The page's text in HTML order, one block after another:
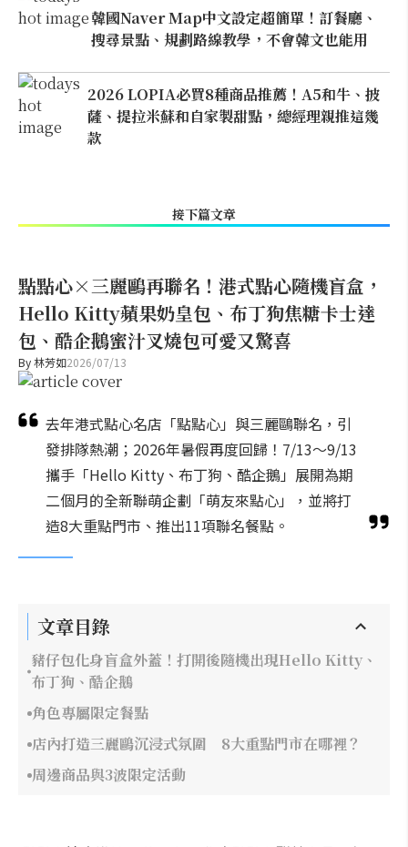
韓國Naver Map中文設定超簡單！訂餐廳、
搜尋景點、規劃路線教學，不會韓文也能用
2026 LOPIA必買8種商品推薦！A5和牛、披
薩、提拉米蘇和自家製甜點，總經理親推這幾
款
接下篇文章
點點心×三麗鷗再聯名！港式點心隨機盲盒，
Hello Kitty蘋果奶皇包、布丁狗焦糖卡士達
包、酷企鵝蜜汁叉燒包可愛又驚喜
By林芳如2026/07/13
去年港式點心名店「點點心」與三麗鷗聯名，引
發排隊熱潮；2026年暑假再度回歸！7/13～9/13
攜手「Hello Kitty、布丁狗、酷企鵝」展開為期
二個月的全新聯萌企劃「萌友來點心」，並將打
造8大重點門市、推出11項聯名餐點。
文章目錄
豬仔包化身盲盒外蓋！打開後隨機出現Hello Kitty、
布丁狗、酷企鵝
角色專屬限定餐點
店內打造三麗鷗沉浸式氛圍 8大重點門市在哪裡？
周邊商品與3波限定活動